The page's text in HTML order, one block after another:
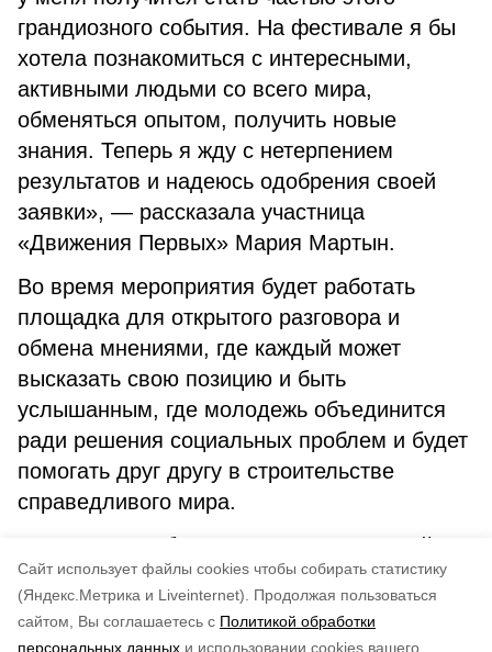
Cайт использует файлы cookies чтобы собирать статистику
(Яндекс.Метрика и Liveinternet).
Продолжая пользоваться
сайтом, Вы соглашаетесь с Политикой обработки
персональных данных и использовании cookies вашего
Подписывайтесь на наш Telegram
грандиозного события. На фестивале я бы
хотела познакомиться с интересными,
активными людьми со всего мира,
обменяться опытом, получить новые
знания. Теперь я жду с нетерпением
результатов и надеюсь одобрения своей
заявки», — рассказала участница
«Движения Первых» Мария Мартын.
Во время мероприятия будет работать
площадка для открытого разговора и
обмена мнениями, где каждый может
высказать свою позицию и быть
услышанным, где молодежь объединится
ради решения социальных проблем и будет
помогать друг другу в строительстве
справедливого мира.
Фестиваль не будет ограничен основной
площадкой. Молодые люди из других
стран смогут поучаствовать в нем онлайн.